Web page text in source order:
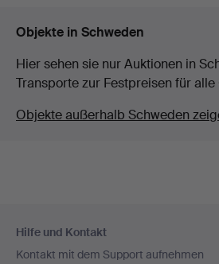
Objekte in Schweden
Hier sehen sie nur Auktionen in
Transporte zur Festpreisen für alle
Objekte außerhalb Schweden
Navigation
Hilfe und Kontakt
Kontakt mit dem Support aufnehmen